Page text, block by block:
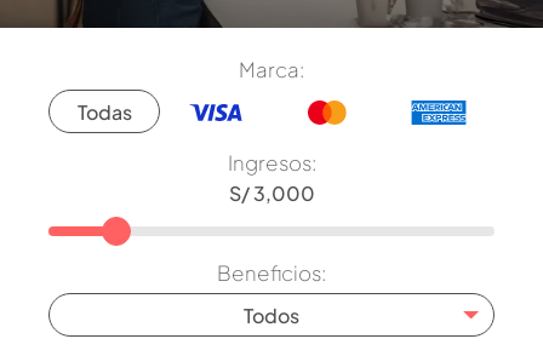
Marca:
Todas
Ingresos:
Beneficios:
Todos